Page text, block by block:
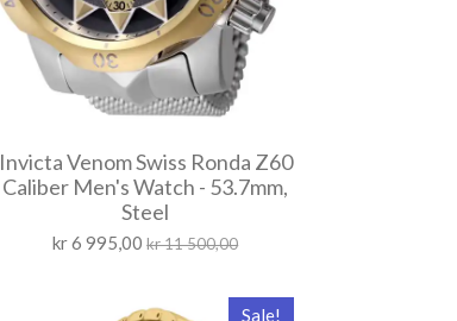
Invicta Venom Swiss Ronda Z60
Caliber Men's Watch - 53.7mm,
Steel
kr 6 995,00 kr 11 500,00
Sale!